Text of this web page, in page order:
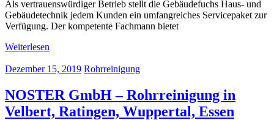
Als vertrauenswürdiger Betrieb stellt die Gebäudefuchs Haus- und
Gebäudetechnik jedem Kunden ein umfangreiches Servicepaket zur
Verfügung. Der kompetente Fachmann bietet
Weiterlesen
Dezember 15, 2019 Rohrreinigung
NOSTER GmbH – Rohrreinigung in
Velbert, Ratingen, Wuppertal, Essen